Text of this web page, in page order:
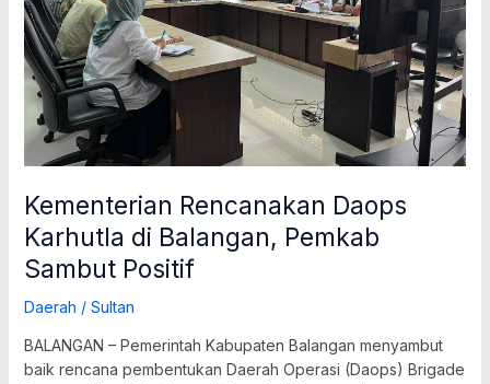
Kementerian Rencanakan Daops
Karhutla di Balangan, Pemkab
Sambut Positif
Daerah / Sultan
BALANGAN – Pemerintah Kabupaten Balangan menyambut
baik rencana pembentukan Daerah Operasi (Daops) Brigade
Sambut
Positif